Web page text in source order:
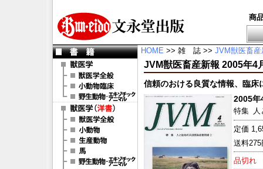
商
HOME >> 雑 誌 >> JVM獣医畜産
JVM獣医畜産新報 2005年4
信頼のおける良質な情報、臨
2005年
特集
定価
送料
品切れ